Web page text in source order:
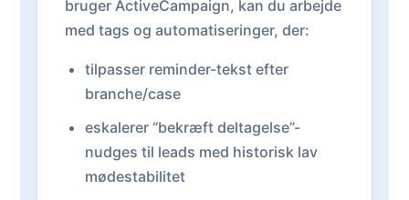
bruger ActiveCampaign, kan du arbejde
med tags og automatiseringer, der:
tilpasser reminder-tekst efter
branche/case
eskalerer “bekræft deltagelse”-
nudges til leads med historisk lav
mødestabilitet